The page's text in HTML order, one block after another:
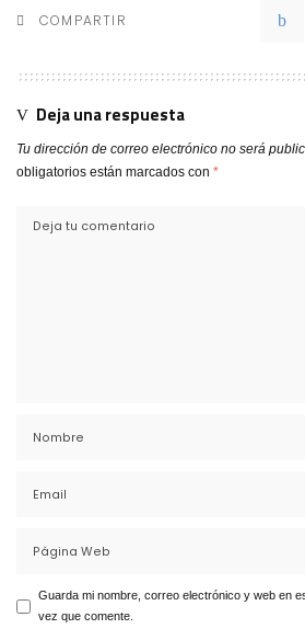
COMPARTIR
Deja una respuesta
Tu dirección de correo electrónico no será
obligatorios están marcados con *
Guarda mi nombre, correo electrónico y web en
vez que comente.